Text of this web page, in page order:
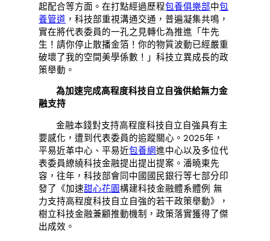
起配合等方面。在打點經過歷程包養俱樂部中包
養管道 ，科技部重視溝通交通，普遍凝集共鳴，
實在將代表委員的一孔之見轉化為推進「牛先
生！請你停止散播金箔！你的物質波動已經嚴重
破壞了我的空間美學係數！」科技立異成長的政
策舉動。
為加速完成高程度科技自立自強供給無力金
融支持
金融本錢對支持高程度科技自立自強具有主
要感化，遭到代表委員的追蹤關心。2025年，
平易近革中心、平易近包養網進中心以及多位代
表委員繚繞科技金融提出提出提案。潘曉東先
容，往年，科技部會同中國國民銀行等七部分印
發了《加速甜心花園構建科技金融體系體例 無
力支持高程度科技自立自強的若干政策舉動》，
樹立科技金融兼顧推動機制，政策落實獲得了傑
出成效。